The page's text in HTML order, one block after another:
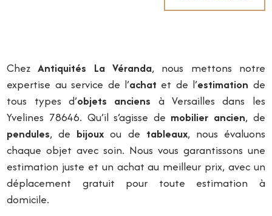
ChezAntiquités La Véranda, nous mettons notre
expertise au service de l’achat et de l’estimation de
tous types d’objets anciens à Versailles dans les
Yvelines 78646. Qu’il s’agisse de mobilier ancien, de
pendules, de bijoux ou de tableaux, nous évaluons
chaque objet avec soin. Nous vous garantissons une
estimation juste et un achat au meilleur prix, avec un
déplacement gratuit pour toute estimation à
domicile.